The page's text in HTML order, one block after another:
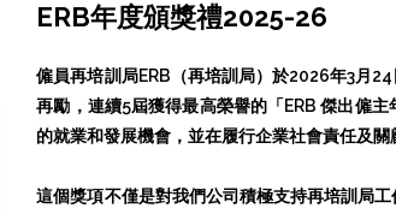
ERB年度頒獎禮2025-26
僱員再培訓局ERB（再培訓局）於2026年3月
再勵，連續5屆獲得最高榮譽的「ERB 傑出僱
的就業和發展機會，並在履行企業社會責任及
這個獎項不僅是對我們公司積極支持再培訓局